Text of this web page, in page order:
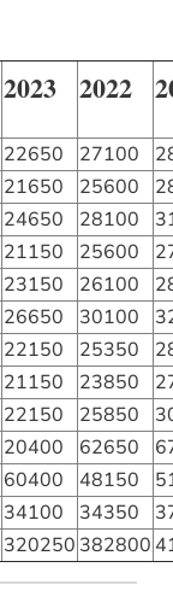
2023 2022
22650 27100
21650 25600
24650 28100
21150 25600
23150 26100
26650 30100
22150 25350
21150 23850
22150 25850
20400 62650
60400 48150
34100 34350
320250 382800